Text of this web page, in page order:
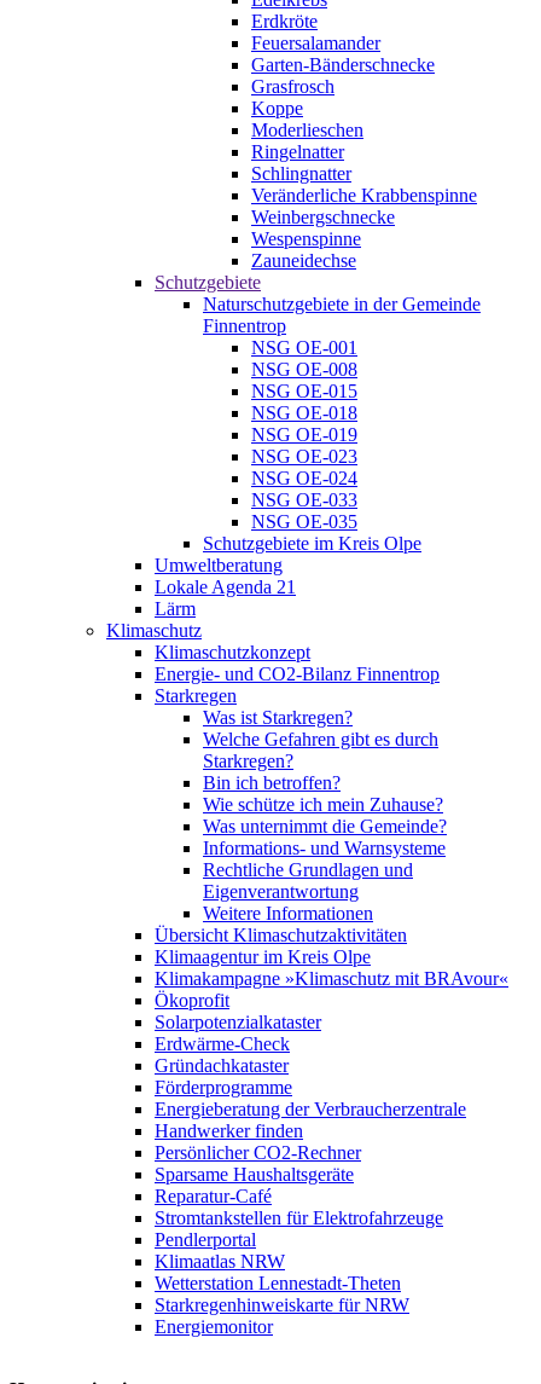
Erdkröte
Feuersalamander
Garten-Bänderschnecke
Grasfrosch
Koppe
Moderlieschen
Ringelnatter
Schlingnatter
Veränderliche Krabbenspinne
Weinbergschnecke
Wespenspinne
Zauneidechse
Schutzgebiete
Naturschutzgebiete in der Gemeinde
Finnentrop
NSG OE-001
NSG OE-008
NSG OE-015
NSG OE-018
NSG OE-019
NSG OE-023
NSG OE-024
NSG OE-033
NSG OE-035
Schutzgebiete im Kreis Olpe
Umweltberatung
Lokale Agenda 21
Lärm
Klimaschutz
Klimaschutzkonzept
Energie- und CO2-Bilanz Finnentrop
Starkregen
Was ist Starkregen?
Welche Gefahren gibt es durch
Starkregen?
Bin ich betroffen?
Wie schütze ich mein Zuhause?
Was unternimmt die Gemeinde?
Informations- und Warnsysteme
Rechtliche Grundlagen und
Eigenverantwortung
Weitere Informationen
Übersicht Klimaschutzaktivitäten
Klimaagentur im Kreis Olpe
Klimakampagne »Klimaschutz mit BRAvour«
Ökoprofit
Solarpotenzialkataster
Erdwärme-Check
Gründachkataster
Förderprogramme
Energieberatung der Verbraucherzentrale
Handwerker finden
Persönlicher CO2-Rechner
Sparsame Haushaltsgeräte
Reparatur-Café
Stromtankstellen für Elektrofahrzeuge
Pendlerportal
Klimaatlas NRW
Wetterstation Lennestadt-Theten
Starkregenhinweiskarte für NRW
Energiemonitor